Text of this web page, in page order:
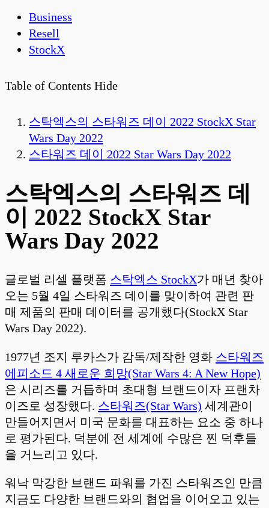
Business
Resell
StockX
Table of Contents Hide
스탁엑스의 스타워즈 데이 2022 StockX Star
Wars Day 2022
스타워즈 데이 2022 Star Wars Day 2022
스탁엑스의 스타워즈 데
이 2022 StockX Star
Wars Day 2022
글로벌 리셀 플랫폼 스탁엑스 StockX가 매년 찾아
오는 5월 4일 스타워즈 데이를 맞이하여 관련 판
매 제품의 판매 데이터를 공개했다(StockX Star
Wars Day 2022).
1977년 조지 루카스가 감독/제작한 영화 스타워즈
에피소드 4 새로운 희망(Star Wars 4: A New Hope)
은 시리즈를 거듭하며 초대형 브랜드이자 프랜차
이즈로 성장했다. 스타워즈(Star Wars) 세계관이
만들어지면서 미국 문화를 대표하는 요소 중 하나
로 평가된다. 덕분에 전 세계에 수많은 찐 덕후들
을 거느리고 있다.
워낙 막강한 브랜드 파워를 가진 스타워즈인 만큼
지금도 다양한 브랜드와의 협업을 이어오고 있는